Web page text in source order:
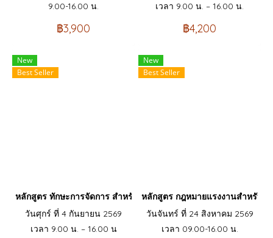
9.00-16.00 น.
฿3,900
เวลา 9.00 น. – 16.00 น.
฿4,200
New
Best Seller
หลักสูตร ทักษะการจัดการ สำหรับเจ้าหน้าที่ฝึกอบรมมืออาชีพ
วันศุกร์ ที่ 4 กันยายน 2569
เวลา 9.00 น. – 16.00 น
New
Best Seller
หลักสูตร กฎหมายแรงงานสำหรับน
วันจันทร์ ที่ 24 สิงหาคม 2569
เวลา 09.00-16.00 น.